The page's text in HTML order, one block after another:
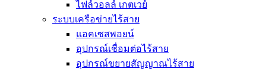
ไฟล์วอลล์ เกตเวย์
ระบบเครือข่ายไร้สาย
แอคเซสพอยน์
อุปกรณ์เชื่อมต่อไร้สาย
อุปกรณ์ขยายสัญญาณไร้สาย